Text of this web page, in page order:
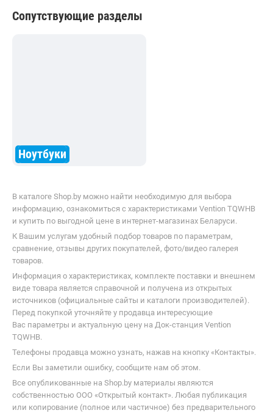
Сопутствующие разделы
Ноутбуки
В каталоге Shop.by можно найти необходимую для выбора
информацию, ознакомиться с характеристиками Vention TQWHB
и купить по выгодной цене в интернет-магазинах Беларуси.
К Вашим услугам удобный подбор товаров по параметрам,
сравнение, отзывы других покупателей, фото/видео галерея
товаров.
Информация о характеристиках, комплекте поставки и внешнем
виде товара является справочной и получена из открытых
источников (официальные сайты и каталоги производителей).
Перед покупкой уточняйте у продавца интересующие
Вас параметры и актуальную цену на Док-станция Vention
TQWHB.
Телефоны продавца можно узнать, нажав на кнопку «Контакты».
Если Вы заметили ошибку, сообщите нам об этом.
Все опубликованные на Shop.by материалы являются
собственностью ООО «Открытый контакт». Любая публикация
или копирование (полное или частичное) без предварительного